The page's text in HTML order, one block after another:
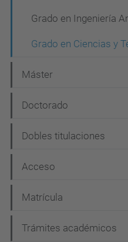
i
ó
Grado en Ingeniería
Grado en Ciencias y
Máster
Doctorado
Dobles titulaciones
Acceso
Matrícula
Trámites académicos